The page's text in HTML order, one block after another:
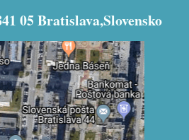
05 Bratislava,Slovensko
blokovaný Voľbami
externý obsah?